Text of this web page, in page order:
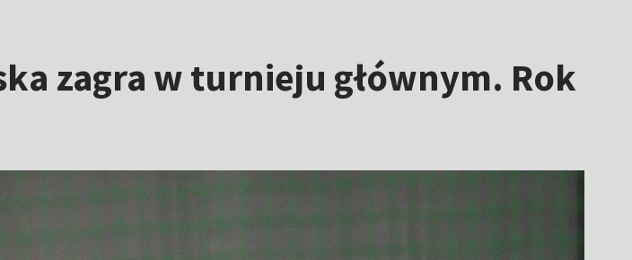
zagra w turnieju głównym. Rok